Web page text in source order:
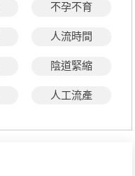
不孕不育
人流時間
陰道緊縮
人工流產